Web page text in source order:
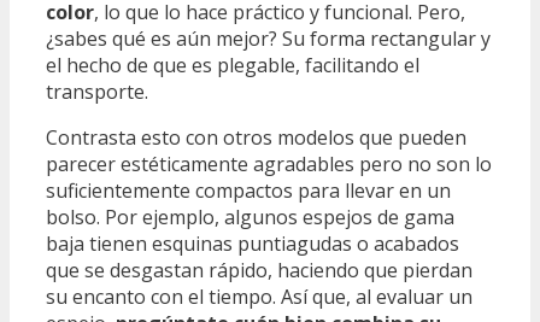
color, lo que lo hace práctico y funcional. Pero,
¿sabes qué es aún mejor? Su forma rectangular y
el hecho de que es plegable, facilitando el
transporte.
Contrasta esto con otros modelos que pueden
parecer estéticamente agradables pero no son lo
suficientemente compactos para llevar en un
bolso. Por ejemplo, algunos espejos de gama
baja tienen esquinas puntiagudas o acabados
que se desgastan rápido, haciendo que pierdan
su encanto con el tiempo. Así que, al evaluar un